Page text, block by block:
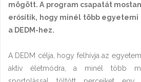
mögött. A program csapatát
erősítik, hogy minél több egyetemi
a DEDM-hez.
A DEDM célja, hogy felhívja az
aktív életmódra, a minél több